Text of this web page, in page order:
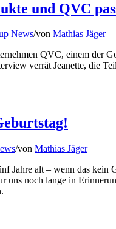
und QVC
News/von Mathias Jäger
QVC, einem der
verrät Jeanette, die
/von Mathias Jäger
Jahre alt – wenn das
uns noch lange in